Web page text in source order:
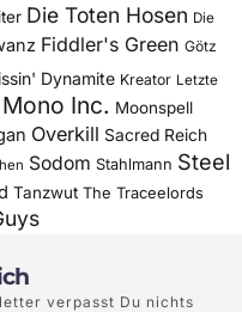
Die Toten Hosen Die
Fiddler's Green Götz
Dynamite Kreator Letzte
Mono Inc. Moonspell
Overkill Sacred Reich
Sodom Stahlmann Steel
Tanzwut The Traceelords
verpasst Du nichts